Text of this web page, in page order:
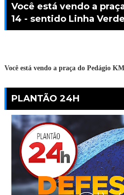
Você está vendo a
14 - sentido Linha Verde
Você está vendo a praça do Pedágio
PLANTÃO 24H